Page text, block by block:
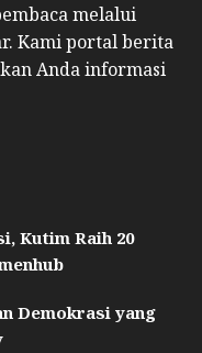
melalui
Kami portal berita
Anda informasi
Kutim Raih 20
Demokrasi yang